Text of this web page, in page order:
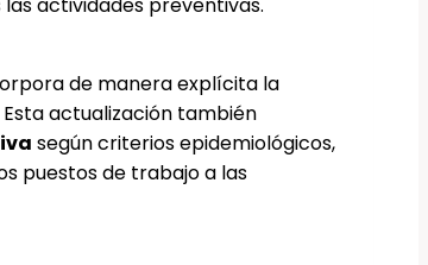
de manera explícita la
actualización también
según criterios epidemiológicos,
puestos de trabajo a las